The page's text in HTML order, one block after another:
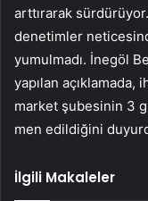
arttırarak
denetimler
yumulmadı. İnegöl
yapılan
market şubesinin 3
men edildiğini
İlgili Makaleler